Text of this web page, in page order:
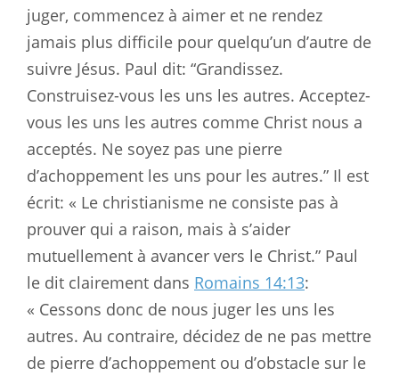
juger, commencez à aimer et ne rendez
jamais plus difficile pour quelqu’un d’autre de
suivre Jésus. Paul dit: “Grandissez.
Construisez-vous les uns les autres. Acceptez-
vous les uns les autres comme Christ nous a
acceptés. Ne soyez pas une pierre
d’achoppement les uns pour les autres.” Il est
écrit: « Le christianisme ne consiste pas à
prouver qui a raison, mais à s’aider
mutuellement à avancer vers le Christ.” Paul
le dit clairement dans Romains 14:13:
« Cessons donc de nous juger les uns les
autres. Au contraire, décidez de ne pas mettre
de pierre d’achoppement ou d’obstacle sur le